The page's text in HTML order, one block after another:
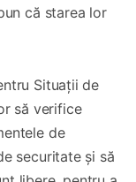
că starea lor
Situații de
să verifice
de
securitate și să